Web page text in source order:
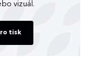
vizuál.
tisk